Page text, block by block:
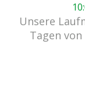
cabrio Senden - das
Kein Einlass bei
zu den E-
Unsere
Tagen